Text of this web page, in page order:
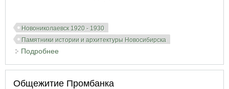
Новониколаевск 1920 - 1930
Памятники истории и архитектуры Новосибирска
Подробнее
Общежитие Промбанка